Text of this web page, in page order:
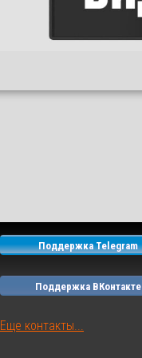
Поддержка Telegram
Поддержка ВКонтакте
Еще контакты...